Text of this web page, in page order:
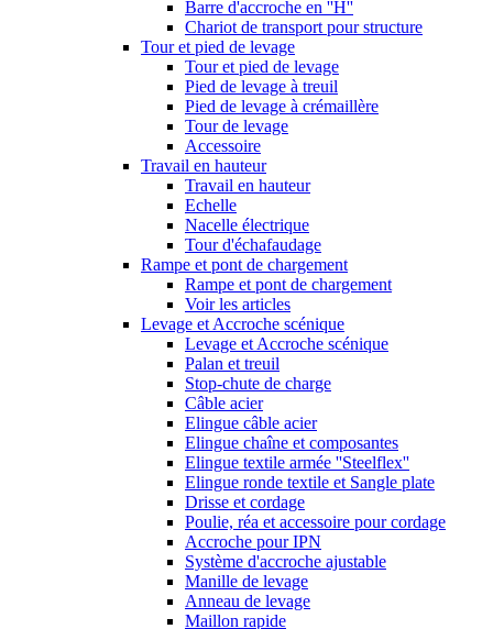
Barre d'accroche en ''H''
Chariot de transport pour structure
Tour et pied de levage
Tour et pied de levage
Pied de levage à treuil
Pied de levage à crémaillère
Tour de levage
Accessoire
Travail en hauteur
Travail en hauteur
Echelle
Nacelle électrique
Tour d'échafaudage
Rampe et pont de chargement
Rampe et pont de chargement
Voir les articles
Levage et Accroche scénique
Levage et Accroche scénique
Palan et treuil
Stop-chute de charge
Câble acier
Elingue câble acier
Elingue chaîne et composantes
Elingue textile armée ''Steelflex''
Elingue ronde textile et Sangle plate
Drisse et cordage
Poulie, réa et accessoire pour cordage
Accroche pour IPN
Système d'accroche ajustable
Manille de levage
Anneau de levage
Maillon rapide